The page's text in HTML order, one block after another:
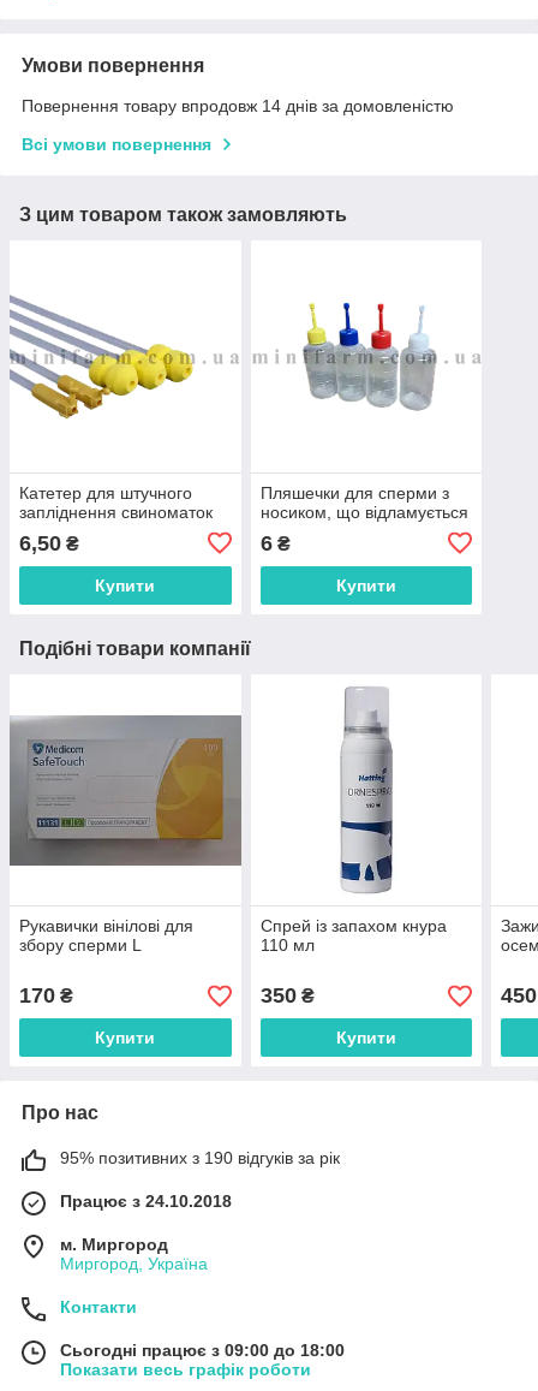
Умови повернення
Повернення товару впродовж 14 днів за домовленістю
Всі умови повернення
З цим товаром також замовляють
Катетер для штучного
запліднення свиноматок
6,50 ₴
Купити
Пляшечки для сперми з
носиком, що відламується
6₴
Купити
Подібні товари компанії
Рукавички вінілові для
збору сперми L
170 ₴
Купити
Спрей із запахом кнура
110 мл
350₴
Купити
450
Про нас
95% позитивних з 190 відгуків за рік
Працює з 24.10.2018
м. Миргород
Миргород, Україна
Контакти
Сьогодні працює з 09:00 до 18:00
Показати весь графік роботи